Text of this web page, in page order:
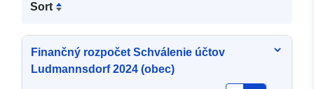
Sort
Finančný rozpočet Schválenie účtov
Ludmannsdorf 2024 (obec)